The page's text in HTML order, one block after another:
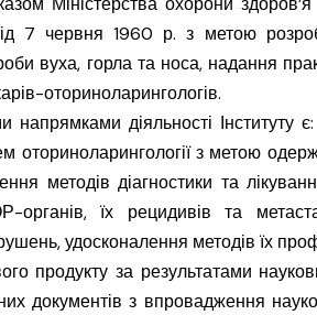
7 червня 1960 р. з метою
вуха, горла та носа, надання
оториноларингологів.
діяльності Інституту є:
оториноларингології з метою
методів діагностики та
органів, їх рецидивів та
удосконалення методів їх
продукту за результатами
документів з впровадження